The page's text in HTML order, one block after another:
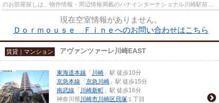
のお部屋探しは、物件情報・周辺情報満載のハナインターナショナル川崎駅前店
現在空室情報がありません。
Ｄｏｒｍｏｕｓｅ Ｆｉｎｅへのお問い合わせはこちら
賃貸｜マンション アヴァンツァーレ川崎EAST
東海道本線 「 川崎 」駅 徒歩10分
京急本線 「 京急川崎 」駅 徒歩15分
南武線 「 川崎新町 」駅 徒歩16分
神奈川県川崎市川崎区 貝塚 １丁目